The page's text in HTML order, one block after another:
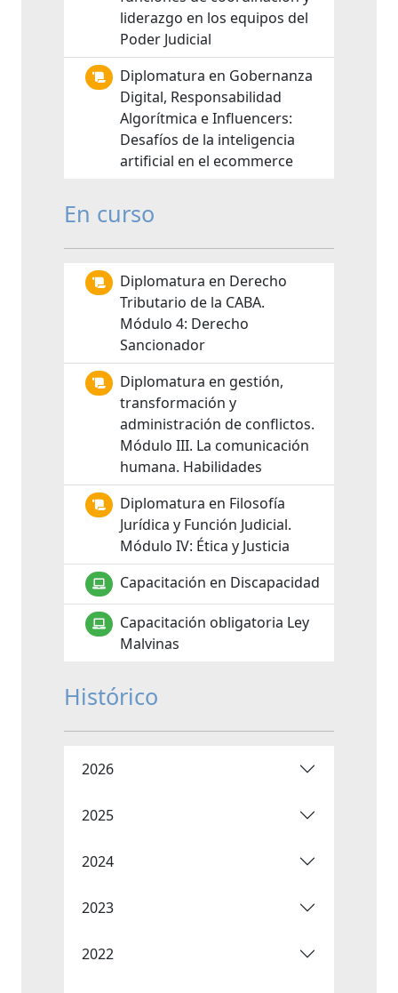
liderazgo en los equipos del
Poder Judicial
Diplomatura en Gobernanza
Digital, Responsabilidad
Algorítmica e Influencers:
Desafíos de la inteligencia
artificial en el ecommerce
En curso
Diplomatura en Derecho
Tributario de la CABA.
Módulo 4: Derecho
Sancionador
Diplomatura en gestión,
transformación y
administración de conflictos.
Módulo III. La comunicación
humana. Habilidades
Diplomatura en Filosofía
Jurídica y Función Judicial.
Módulo IV: Ética y Justicia
Capacitación en Discapacidad
Capacitación obligatoria Ley
Malvinas
Histórico
2026
2025
2024
2023
2022